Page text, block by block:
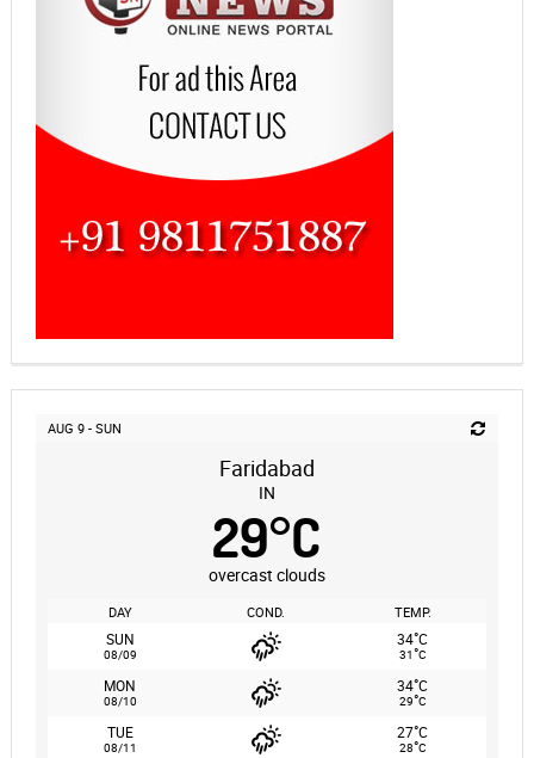
AUG 9 - SUN
Faridabad
IN
29°C
overcast clouds
DAY COND. TEMP.
SUN
08/09
34°C
31°C
MON
08/10
34°C
29°C
TUE
08/11
27°C
28°C